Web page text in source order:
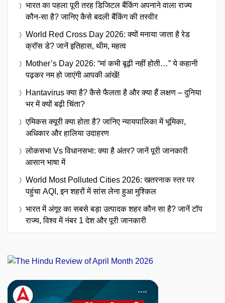
भारत का पहला पूरी तरह डिजिटल बैंकिंग अपनाने वाला राज्य
कौन-सा है? जानिए कैसे बदली बैंकिंग की तस्वीर
World Red Cross Day 2026: क्यों मनाया जाता है रेड
क्रॉस डे? जानें इतिहास, थीम, महत्व
Mother’s Day 2026: “मां कभी बूढ़ी नहीं होती…” ये कहानी
पढ़कर नम हो जाएंगी आपकी आंखें!
Hantavirus क्या है? कैसे फैलता है और क्या हैं लक्षण – दुनिया
भर में क्यों बढ़ी चिंता?
एमिकस क्यूरी क्या होता है? जानिए न्यायपालिका में भूमिका,
अधिकार और हालिया उदाहरण
लोकसभा Vs विधानसभा: क्या है अंतर? जानें पूरी जानकारी
आसान भाषा में
World Most Polluted Cities 2026: खतरनाक स्तर पर
पहुंचा AQI, इन शहरों में सांस लेना हुआ मुश्किल
भारत में अंगूर का सबसे बड़ा उत्पादक शहर कौन सा है? जानें टॉप
राज्य, विश्व में नंबर 1 देश और पूरी जानकारी